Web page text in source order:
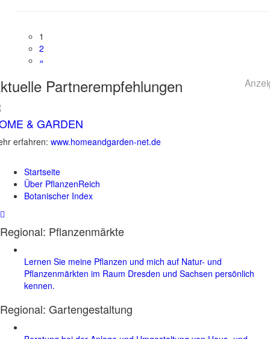
1
2
»
Partnerempfehlungen
& GARDEN
erfahren: www.homeandgarden-net.de
Startseite
Über PflanzenReich
Botanischer Index
Regional: Pflanzenmärkte
Lernen Sie meine Pflanzen und mich auf Natur- und
Pflanzenmärkten im Raum Dresden und Sachsen persönlich
kennen.
Regional: Gartengestaltung